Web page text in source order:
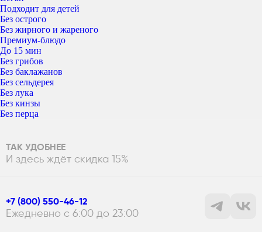
Подходит для детей
Без острого
Без жирного и жареного
Премиум-блюдо
До 15 мин
Без грибов
Без баклажанов
Без сельдерея
Без лука
Без кинзы
Без перца
ТАК УДОБНЕЕ
И здесь ждёт скидка 15%
+7 (800) 550-46-12
Ежедневно с 6:00 до 23:00